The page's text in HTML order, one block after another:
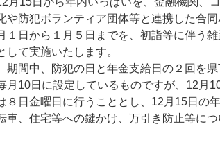
や防犯ボランティア団体等と連携した合
１日から１月５日までを、初詣等に伴う
して実施いたします。
間中、防犯の日と年金支給日の２回を
月10日に設定しているものですが、12月
８日金曜日に行うこととし、12月15日の
車、住宅等への鍵かけ、万引き防止等に